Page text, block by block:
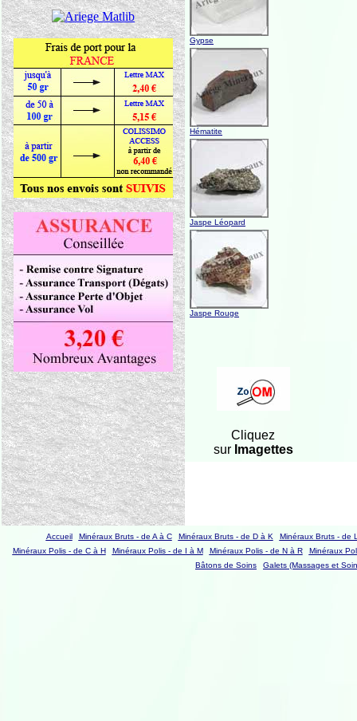
Gypse
Hématite
Jaspe Léopard
Jaspe Rouge
Cliquez
surImagettes
Accueil Minéraux Bruts - de A à C Minéraux Bruts - de D à K
Minéraux Bruts - de
Minéraux Polis - de C à H
Minéraux Polis - de I à M Minéraux Polis - de N à R
Minéraux
Bâtons de Soins
Galets (Massages et